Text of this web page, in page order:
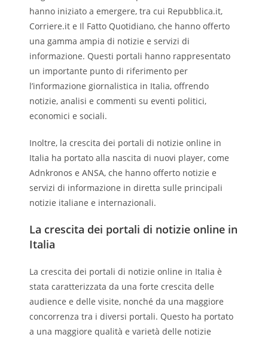
hanno iniziato a emergere, tra cui Repubblica.it,
Corriere.it e Il Fatto Quotidiano, che hanno offerto
una gamma ampia di notizie e servizi di
informazione. Questi portali hanno rappresentato
un importante punto di riferimento per
l’informazione giornalistica in Italia, offrendo
notizie, analisi e commenti su eventi politici,
economici e sociali.
Inoltre, la crescita dei portali di notizie online in
Italia ha portato alla nascita di nuovi player, come
Adnkronos e ANSA, che hanno offerto notizie e
servizi di informazione in diretta sulle principali
notizie italiane e internazionali.
La crescita dei portali di notizie online in
Italia
La crescita dei portali di notizie online in Italia è
stata caratterizzata da una forte crescita delle
audience e delle visite, nonché da una maggiore
concorrenza tra i diversi portali. Questo ha portato
a una maggiore qualità e varietà delle notizie